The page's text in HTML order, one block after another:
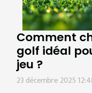
Comment
golf idéal
jeu ?
23 décembre 2025